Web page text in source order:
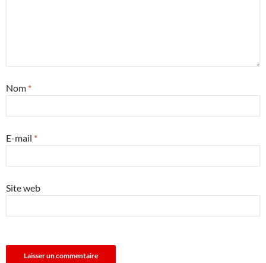
Nom *
E-mail *
Site web